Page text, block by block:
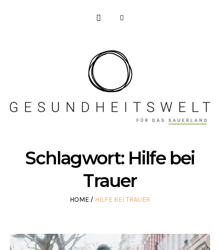
Schlagwort: Hilfe bei
Trauer
HOME / HILFE BEI TRAUER